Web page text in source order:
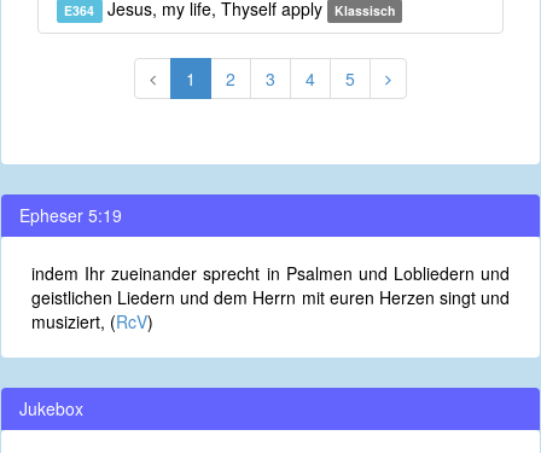
E364 Jesus, my life, Thyself apply Klassisch
1 2 3 4 5
Epheser 5:19
indem Ihr zueinander sprecht in Psalmen und Lobliedern und
geistlichen Liedern und dem Herrn mit euren Herzen singt und
musiziert, (RcV)
Jukebox